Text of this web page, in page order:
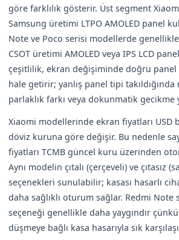
göre farklılık gösterir. Üst segment
Samsung üretimi LTPO AMOLED panel
Note ve Poco serisi modellerde genellikle
CSOT üretimi AMOLED veya IPS LCD
çeşitlilik, ekran değişiminde doğru
hale getirir; yanlış panel tipi
parlaklık farkı veya dokunmatik gecikme
Xiaomi modellerinde ekran fiyatları USD
döviz kuruna göre değişir. Bu nedenle
fiyatları TCMB güncel kuru üzerinden
Aynı modelin çıtalı (çerçeveli) ve çıtasız
seçenekleri sunulabilir; kasası hasarlı
daha sağlıklı oturum sağlar. Redmi Note
seçeneği genellikle daha yaygındır
düşmeye bağlı kasa hasarıyla sık